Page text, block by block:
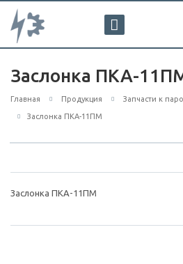
Заслонка ПКА-
Главная Продукция Запчасти к
Заслонка ПКА-11ПМ
Заслонка ПКА-11ПМ